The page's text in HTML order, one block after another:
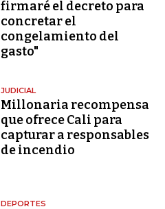
firmaré el decreto para
concretar el
congelamiento del
gasto"
JUDICIAL
Millonaria recompensa
que ofrece Cali para
capturar a responsables
de incendio
DEPORTES